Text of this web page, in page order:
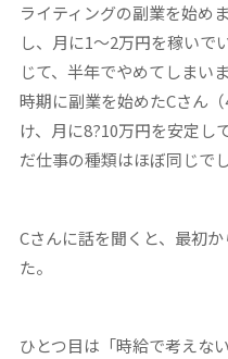
ライティングの副業を始め
し、月に1～2万円を稼いで
じて、半年でやめてしまい
時期に副業を始めたCさん
け、月に8?10万円を安定し
だ仕事の種類はほぼ同じで
Cさんに話を聞くと、最初
た。
ひとつ目は「時給で考えな